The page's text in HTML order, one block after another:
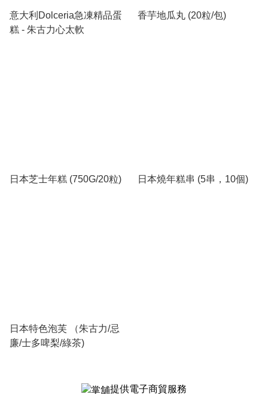
意大利Dolceria急凍精品蛋
糕 - 朱古力心太軟
香芋地瓜丸 (20粒/包)
日本芝士年糕 (750G/20粒) 日本燒年糕串 (5串，10個)
日本特色泡芙 （朱古力/忌
廉/士多啤梨/綠茶)
提供電子商貿服務